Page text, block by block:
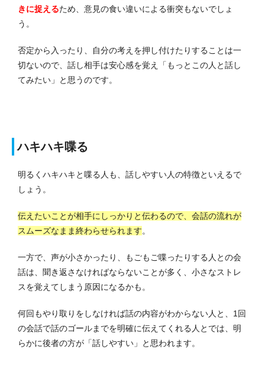
きに捉えるため、意見の食い違いによる衝突もないでしょ
う。
否定から入ったり、自分の考えを押し付けたりすることは一
切ないので、話し相手は安心感を覚え「もっとこの人と話し
てみたい」と思うのです。
ハキハキ喋る
明るくハキハキと喋る人も、話しやすい人の特徴といえるで
しょう。
伝えたいことが相手にしっかりと伝わるので、会話の流れが
スムーズなまま終わらせられます。
一方で、声が小さかったり、もごもご喋ったりする人との会
話は、聞き返さなければならないことが多く、小さなストレ
スを覚えてしまう原因になるかも。
何回もやり取りをしなければ話の内容がわからない人と、1回
の会話で話のゴールまでを明確に伝えてくれる人とでは、明
らかに後者の方が「話しやすい」と思われます。